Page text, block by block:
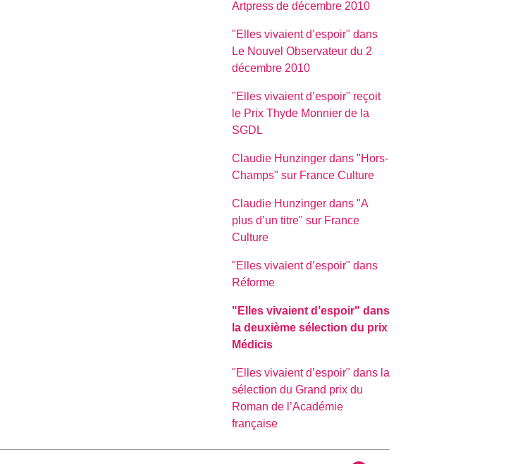
Artpress de décembre 2010
"Elles vivaient d’espoir" dans
Le Nouvel Observateur du 2
décembre 2010
"Elles vivaient d’espoir" reçoit
le Prix Thyde Monnier de la
SGDL
Claudie Hunzinger dans "Hors-
Champs" sur France Culture
Claudie Hunzinger dans "A
plus d’un titre" sur France
Culture
"Elles vivaient d’espoir" dans
Réforme
"Elles vivaient d’espoir" dans
la deuxième sélection du prix
Médicis
"Elles vivaient d’espoir" dans la
sélection du Grand prix du
Roman de l’Académie
française